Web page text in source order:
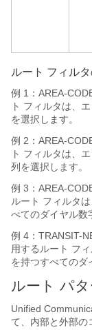
ルート フィルタ
例 1：AREA-
ト フィルタは、
を選択します。
例 2：AREA-
ト フィルタは、
列を選択します。
例 3：AREA-
ルート フィルタ
べてのダイヤル数
例 4：TRANSIT-
用するルート フ
を持つすべてのダ
ルート パ
Unified
て、内部と外部の